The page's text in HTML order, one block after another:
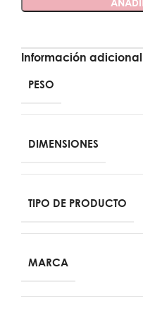
Información adicional
PESO
DIMENSIONES
TIPO DE PRODUCTO
MARCA